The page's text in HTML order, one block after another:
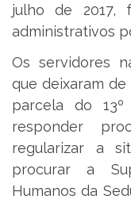
julho de 2017,
administrativos
Os servidores
que deixaram
parcela do
responder
regularizar a
procurar a
Humanos da